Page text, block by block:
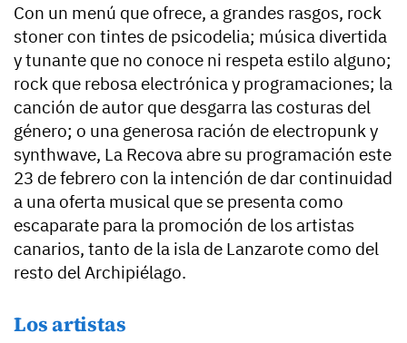
Con un menú que ofrece, a grandes rasgos, rock
stoner con tintes de psicodelia; música divertida
y tunante que no conoce ni respeta estilo alguno;
rock que rebosa electrónica y programaciones; la
canción de autor que desgarra las costuras del
género; o una generosa ración de electropunk y
synthwave, La Recova abre su programación este
23 de febrero con la intención de dar continuidad
a una oferta musical que se presenta como
escaparate para la promoción de los artistas
canarios, tanto de la isla de Lanzarote como del
resto del Archipiélago.
Los artistas